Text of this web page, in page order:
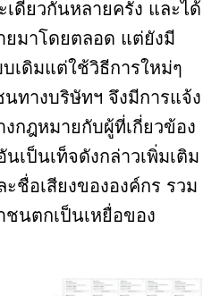
ดียวกันหลายครั้ง และได้
ยมาโดยตลอด แต่ยังมี
เดิมแต่ใช้วิธีการใหม่ๆ
ทางบริษัทฯ จึงมีการแจ้ง
กฎหมายกับผู้ที่เกี่ยวข้อง
เป็นเท็จดังกล่าวเพิ่มเติม
ชื่อเสียงขององค์กร รวม
ชนตกเป็นเหยื่อของ